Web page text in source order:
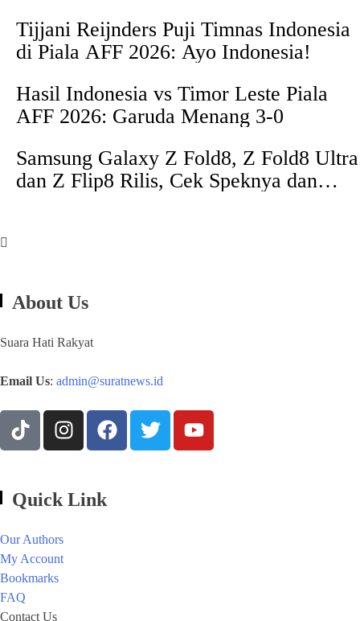
Tijjani Reijnders Puji Timnas Indonesia
di Piala AFF 2026: Ayo Indonesia!
Hasil Indonesia vs Timor Leste Piala
AFF 2026: Garuda Menang 3-0
Samsung Galaxy Z Fold8, Z Fold8 Ultra
dan Z Flip8 Rilis, Cek Speknya dan
About Us
Suara Hati Rakyat
Email Us: admin@suratnews.id
Quick Link
Our Authors
My Account
Bookmarks
FAQ
Contact Us